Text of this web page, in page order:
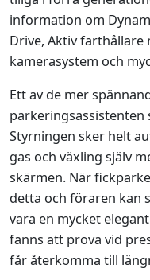
information om
Drive, Aktiv farthållare
kamerasystem och
Ett av de mer
Styrningen sker helt
gas och växling själv
skärmen. När
detta och föraren kan
vara en mycket
fanns att prova vid
får återkomma till